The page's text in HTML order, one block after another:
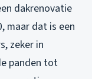
dakrenovatie
maar dat is een
zeker in
panden tot